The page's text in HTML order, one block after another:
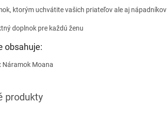
ktorým uchvátite vašich priateľov ale aj nápadníkov
doplnok pre každú ženu
obsahuje:
Náramok Moana